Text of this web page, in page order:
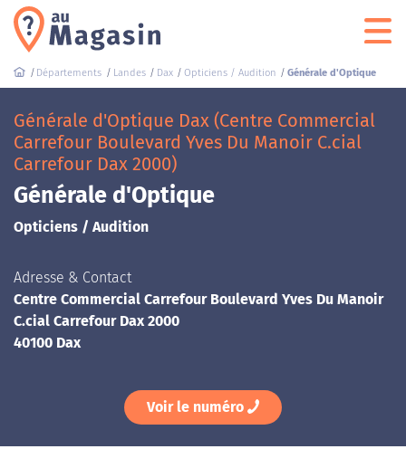
Départements Landes Dax Opticiens / Audition Générale d'Optique
Générale d'Optique Dax (Centre Commercial
Carrefour Boulevard Yves Du Manoir C.cial
Carrefour Dax 2000)
Générale d'Optique
Opticiens / Audition
Adresse & Contact
Centre Commercial Carrefour Boulevard Yves Du Manoir
C.cial Carrefour Dax 2000
40100 Dax
Voir le numéro